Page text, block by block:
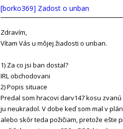
[borko369] Zadost o unban
Zdravím,
Vítam Vás u môjej žiadosti o unban.
1) Za co jsi ban dostal?
IRL obchodovani
2) Popis situace
Predal som hracovi darv147 kosu
ju neukradol. V dobe keď som mal v
alebo skôr teda požičiam, pretože ešte